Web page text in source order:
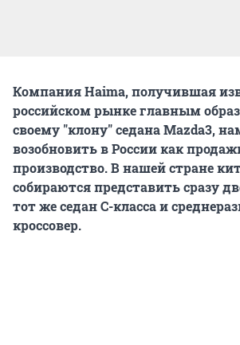
Компания Haima, получившая
российском рынке главным
своему "клону" седана Mazda3,
возобновить в России как
производство. В нашей стране
собираются представить сразу
тот же седан С-класса и
кроссовер.